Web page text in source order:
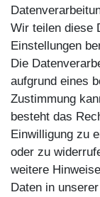
Impressum
Datenschutz
AGB
Wir teilen diese
Einstellungen
Die
aufgrund eines
Zustimmung
besteht das
Einwilligung zu
oder zu
weitere
Daten in unserer